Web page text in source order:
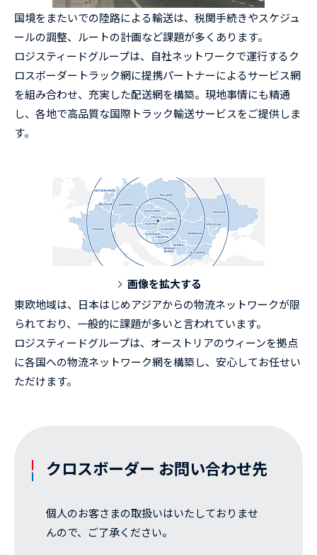
国境をまたいでの陸路による輸送は、税関手続きやスケジュ
ールの調整、ルートの計画など課題が多くあります。
ロジスティードグループは、自社ネットワークで運行するク
ロスボーダートラック網に提携パートナーによるサービス網
を組み合わせ、充実した配送網を構築。現地事情にも精通
し、各地で高品質な国際トラック輸送サービスをご提供しま
す。
東欧地域は、日本はじめアジアからの物流ネットワークが限
られており、一般的に課題が多いと言われています。
ロジスティードグループは、オーストリアのウィーンを拠点
に各国への物流ネットワーク網を構築し、安心してお任せい
ただけます。
画像を拡大する
クロスボーダー お問い合わせ先
個人のお客さまの取扱いはいたしておりませ
んので、ご了承ください。